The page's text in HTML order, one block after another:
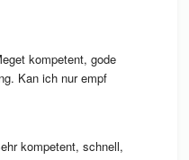
kompetent, gode
Kan ich nur empf
kompetent, schnell,